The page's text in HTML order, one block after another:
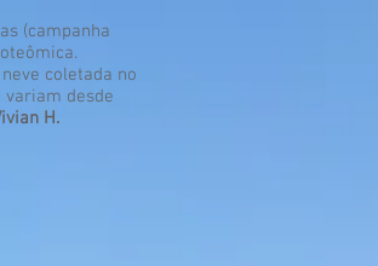
(campanha
coletada no
desde
H.